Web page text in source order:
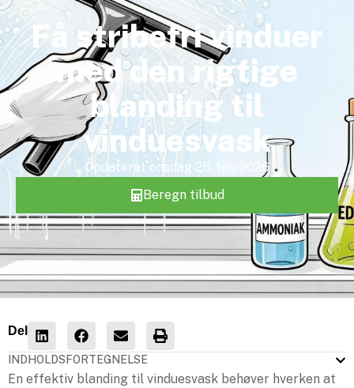
Få stribefri vinduer
med den rigtige
blanding til
vinduesvask
Opdateret onsdag 25. feb 2026
Beregn tilbud
Del
INDHOLDSFORTEGNELSE
En effektiv blanding til vinduesvask behøver hverken at